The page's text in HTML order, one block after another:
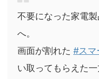
不要になった家電
へ。
画面が割れた #スマ
い取ってもらえた